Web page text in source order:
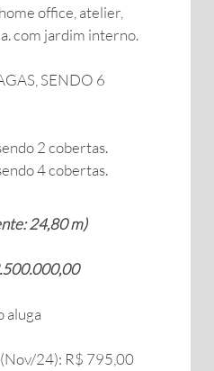
office, atelier,
com jardim interno.
SENDO 6
2 cobertas.
4 cobertas.
24,80 m)
aluga
24): R$ 795,00